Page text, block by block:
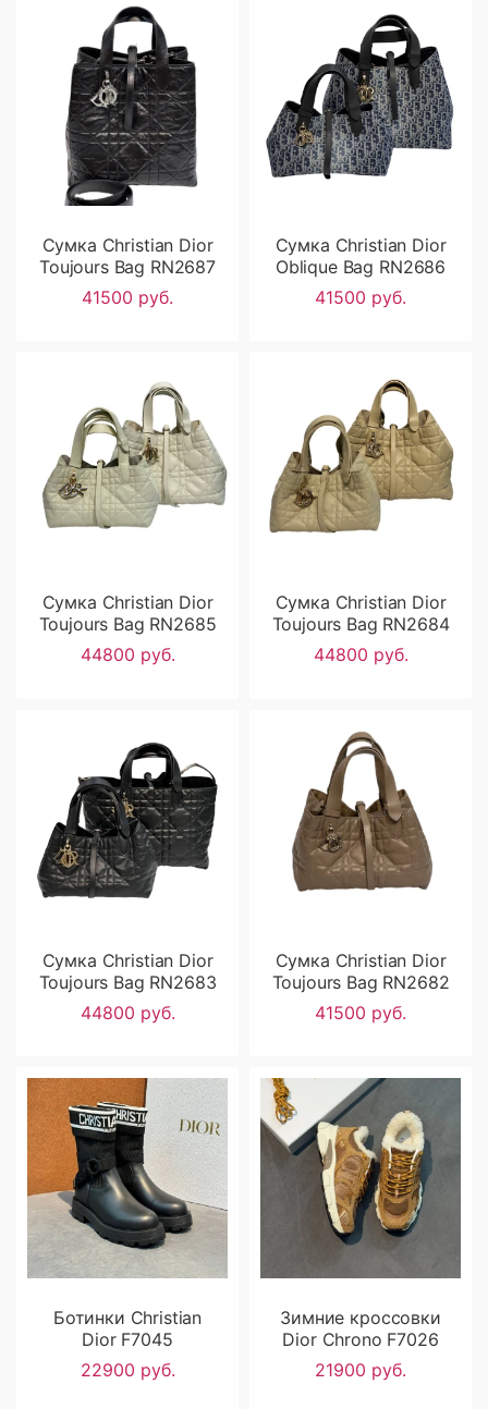
Сумка Christian Dior
Toujours Bag RN2687
41500 руб.
Сумка Christian Dior
Oblique Bag RN2686
41500 руб.
Сумка Christian Dior
Toujours Bag RN2685
44800 руб.
Сумка Christian Dior
Toujours Bag RN2684
44800 руб.
Сумка Christian Dior
Toujours Bag RN2683
44800 руб.
Сумка Christian Dior
Toujours Bag RN2682
41500 руб.
Ботинки Christian
Dior F7045
22900 руб.
Зимние кроссовки
Dior Chrono F7026
21900 руб.